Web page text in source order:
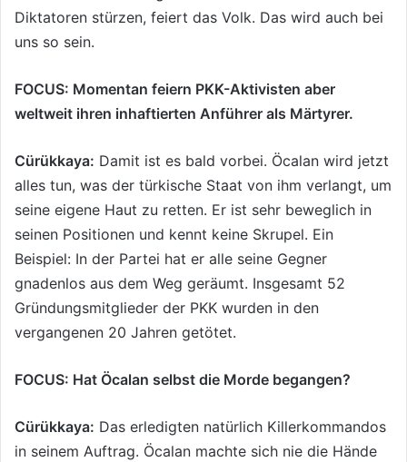
Diktatoren stürzen, feiert das Volk. Das wird auch bei
uns so sein.
FOCUS: Momentan feiern PKK-Aktivisten aber
weltweit ihren inhaftierten Anführer als Märtyrer.
Cürükkaya: Damit ist es bald vorbei. Öcalan wird jetzt
alles tun, was der türkische Staat von ihm verlangt, um
seine eigene Haut zu retten. Er ist sehr beweglich in
seinen Positionen und kennt keine Skrupel. Ein
Beispiel: In der Partei hat er alle seine Gegner
gnadenlos aus dem Weg geräumt. Insgesamt 52
Gründungsmitglieder der PKK wurden in den
vergangenen 20 Jahren getötet.
FOCUS: Hat Öcalan selbst die Morde begangen?
Cürükkaya: Das erledigten natürlich Killerkommandos
in seinem Auftrag. Öcalan machte sich nie die Hände